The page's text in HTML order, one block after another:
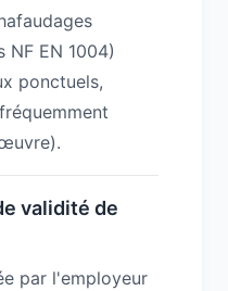
NF EN 1004)
ponctuels,
validité de
par l'employeur